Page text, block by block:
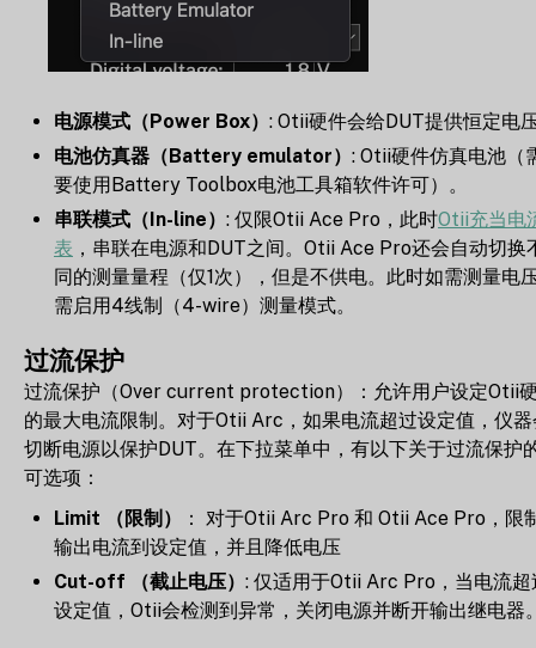
电源模式（Power Box） : Otii硬件会给DUT提供恒定电
电池仿真器（Battery emulator） : Otii硬件仿真电池（
要使用Battery Toolbox电池工具箱软件许可）。
串联模式（In-line） : 仅限Otii Ace Pro，此时Otii充当电
表 ，串联在电源和DUT之间。Otii Ace Pro还会自动切换
同的测量量程（仅1次），但是不供电。此时如需测量电
需启用4线制（4-wire）测量模式。
过流保护
过流保护（Over current protection）：允许用户设定Otii
的最大电流限制。对于Otii Arc，如果电流超过设定值，仪
切断电源以保护DUT。在下拉菜单中，有以下关于过流保护
可选项：
Limit （限制）
： 对于Otii Arc Pro 和 Otii Ace Pro，限
输出电流到设定值，并且降低电压
Cut-off （截止电压） : 仅适用于Otii Arc Pro，当电流超
设定值，Otii会检测到异常，关闭电源并断开输出继电器